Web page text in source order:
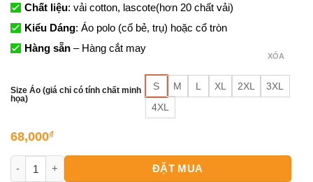
Chất liệu: vải cotton, lascote(hơn 20 chất vải)
Kiểu Dáng: Áo polo (cổ bẻ, trụ) hoặc cổ tròn
Hàng sẵn– Hàng cắt may
Size Áo (giá chỉ có tính chất minh
họa)
S M L XL 2XL
3XL
4XL
XÓA
68,000₫
Áo Lớp Kỷ Niệm 10 Năm Ra Trường số lượng
ĐẶT MUA